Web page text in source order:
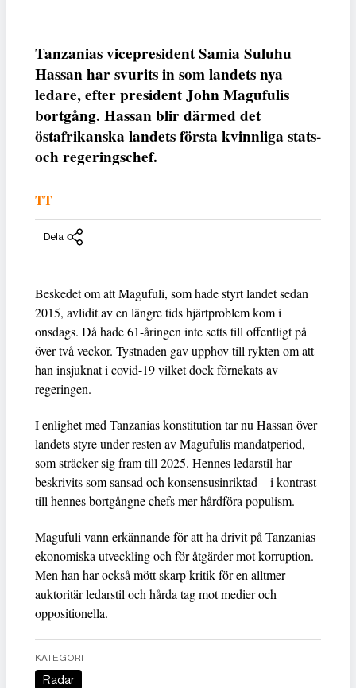
Tanzanias vicepresident Samia Suluhu
Hassan har svurits in som landets nya
ledare, efter president John Magufulis
bortgång. Hassan blir därmed det
östafrikanska landets första kvinnliga stats-
och regeringschef.
TT
Dela
Beskedet om att Magufuli, som hade styrt landet sedan
2015, avlidit av en längre tids hjärtproblem kom i
onsdags. Då hade 61-åringen inte setts till offentligt på
över två veckor. Tystnaden gav upphov till rykten om att
han insjuknat i covid-19 vilket dock förnekats av
regeringen.
I enlighet med Tanzanias konstitution tar nu Hassan över
landets styre under resten av Magufulis mandatperiod,
som sträcker sig fram till 2025. Hennes ledarstil har
beskrivits som sansad och konsensusinriktad – i kontrast
till hennes bortgångne chefs mer hårdföra populism.
Magufuli vann erkännande för att ha drivit på Tanzanias
ekonomiska utveckling och för åtgärder mot korruption.
Men han har också mött skarp kritik för en alltmer
auktoritär ledarstil och hårda tag mot medier och
oppositionella.
KATEGORI
Radar